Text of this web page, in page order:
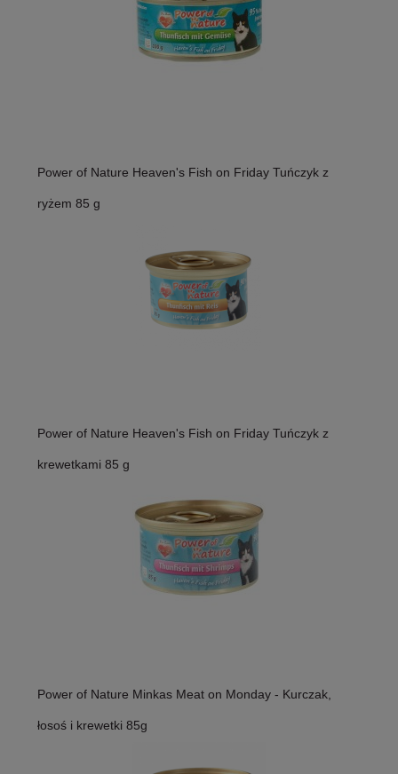
Power of Nature Heaven's Fish on Friday Tuńczyk z
ryżem 85 g
Power of Nature Heaven's Fish on Friday Tuńczyk z
krewetkami 85 g
Power of Nature Minkas Meat on Monday - Kurczak,
łosoś i krewetki 85g